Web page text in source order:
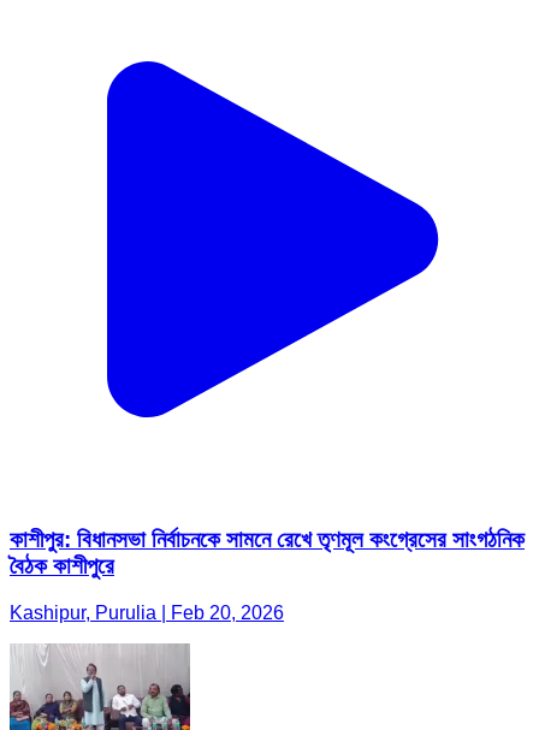
কাশীপুর: বিধানসভা নির্বাচনকে সামনে রেখে তৃণমূল কংগ্রেসের সাংগঠনিক
বৈঠক কাশীপুরে
Kashipur, Purulia | Feb 20, 2026